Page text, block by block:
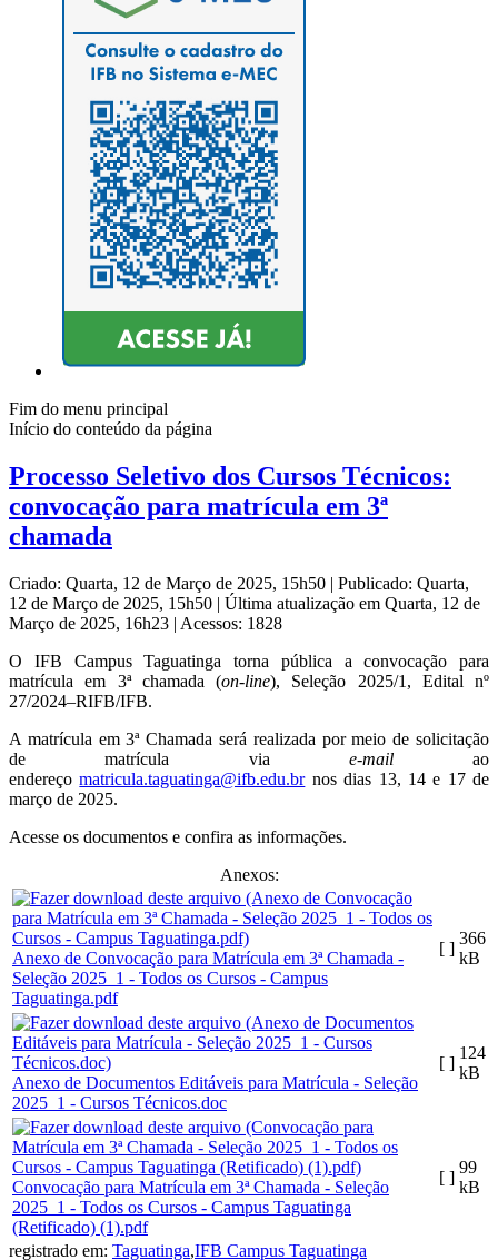
Fim do menu principal
Início do conteúdo da página
Processo Seletivo dos Cursos Técnicos:
convocação para matrícula em 3ª
chamada
Criado: Quarta, 12 de Março de 2025, 15h50 | Publicado: Quarta,
12 de Março de 2025, 15h50 | Última atualização em Quarta, 12 de
Março de 2025, 16h23 | Acessos: 1828
O IFB Campus Taguatinga torna pública a convocação para
matrícula em 3ª chamada (on-line), Seleção 2025/1, Edital nº
27/2024–RIFB/IFB.
A matrícula em 3ª Chamada será realizada por meio de solicitação
de matrícula via e-mailao
endereçomatricula.taguatinga@ifb.edu.brnos dias 13, 14 e 17 de
março de 2025.
Acesse os documentos e confira as informações.
Anexos:
Anexo de Convocação para Matrícula em 3ª Chamada -
Seleção 2025_1 - Todos os Cursos - Campus
Taguatinga.pdf
[ ]
366
kB
Anexo de Documentos Editáveis para Matrícula - Seleção
2025_1 - Cursos Técnicos.doc
[ ]
124
kB
Convocação para Matrícula em 3ª Chamada - Seleção
2025_1 - Todos os Cursos - Campus Taguatinga
(Retificado) (1).pdf
[ ]
99
kB
registrado em: Taguatinga,IFB Campus Taguatinga